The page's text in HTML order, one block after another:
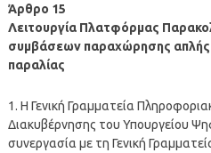
Άρθρο 15
Λειτουργία Πλατφόρμας
συμβάσεων παραχώρησης απλής
παραλίας
1. Η Γενική Γραμματεία
Διακυβέρνησης του Υπουργείου
συνεργασία με τη Γενική